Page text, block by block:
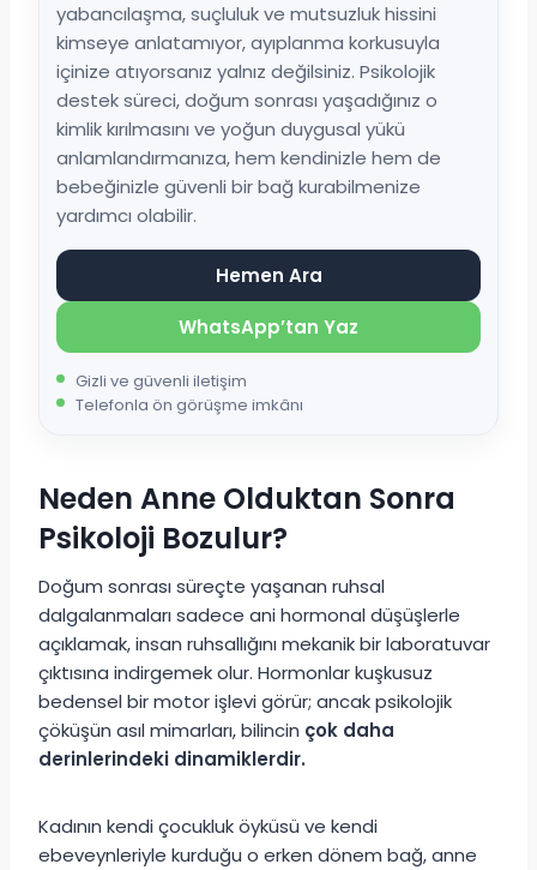
yabancılaşma, suçluluk ve mutsuzluk hissini
kimseye anlatamıyor, ayıplanma korkusuyla
içinize atıyorsanız yalnız değilsiniz. Psikolojik
destek süreci, doğum sonrası yaşadığınız o
kimlik kırılmasını ve yoğun duygusal yükü
anlamlandırmanıza, hem kendinizle hem de
bebeğinizle güvenli bir bağ kurabilmenize
yardımcı olabilir.
Hemen Ara
WhatsApp’tan Yaz
Gizli ve güvenli iletişim
Telefonla ön görüşme imkânı
Neden Anne Olduktan Sonra
Psikoloji Bozulur?
Doğum sonrası süreçte yaşanan ruhsal
dalgalanmaları sadece ani hormonal düşüşlerle
açıklamak, insan ruhsallığını mekanik bir laboratuvar
çıktısına indirgemek olur. Hormonlar kuşkusuz
bedensel bir motor işlevi görür; ancak psikolojik
çöküşün asıl mimarları, bilincin çok daha
derinlerindeki dinamiklerdir.
Kadının kendi çocukluk öyküsü ve kendi
ebeveynleriyle kurduğu o erken dönem bağ, anne